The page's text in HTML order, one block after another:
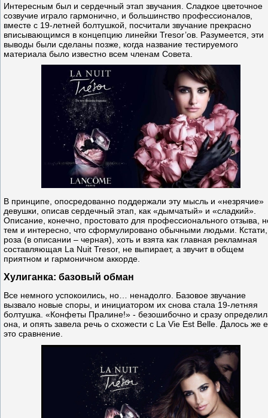
Интересным был и сердечный этап звучания. Сладкое цветочное
созвучие играло гармонично, и большинство профессионалов,
вместе с 19-летней болтушкой, посчитали звучание прекрасно
вписывающимся в концепцию линейки Tresor’ов. Разумеется, эти
выводы были сделаны позже, когда название тестируемого
материала было известно всем членам Совета.
В принципе, опосредованно поддержали эту мысль и «незрячие»
девушки, описав сердечный этап, как «дымчатый» и «сладкий».
Описание, конечно, простовато для профессионального отзыва,
тем и интересно, что сформулировано обычными людьми. Кстати,
роза (в описании – черная), хоть и взята как главная рекламная
составляющая La Nuit Tresor, не выпирает, а звучит в общем
приятном и гармоничном аккорде.
Хулиганка: базовый обман
Все немного успокоились, но… ненадолго. Базовое звучание
вызвало новые споры, и инициатором их снова стала 19-летняя
болтушка. «Конфеты Пралине!» - безошибочно и сразу
она, и опять завела речь о схожести с La Vie Est Belle. Далось же
это сравнение.